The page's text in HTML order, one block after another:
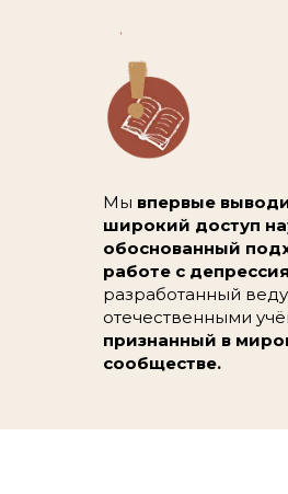
Мы впервые
широкий доступ
обоснованный
работе с
разработанный
отечественными
признанный в
сообществе.